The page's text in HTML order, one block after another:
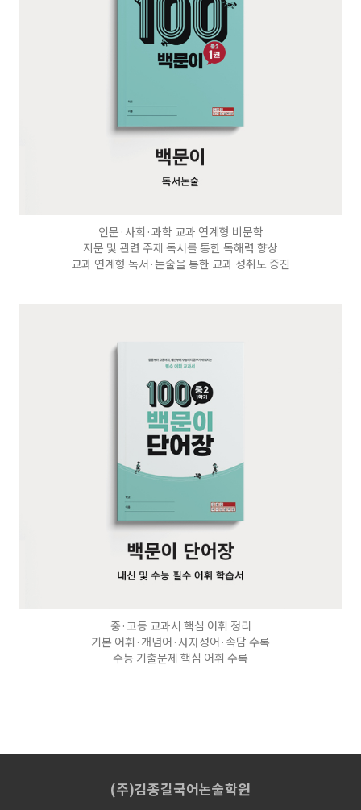
인문·사회·과학 교과 연계형 비문학
지문 및 관련 주제 독서를 통한 독해력 향상
교과 연계형 독서·논술을 통한 교과 성취도 증진
중·고등 교과서 핵심 어휘 정리
기본 어휘·개념어·사자성어·속담 수록
수능 기출문제 핵심 어휘 수록
(주)김종길국어논술학원